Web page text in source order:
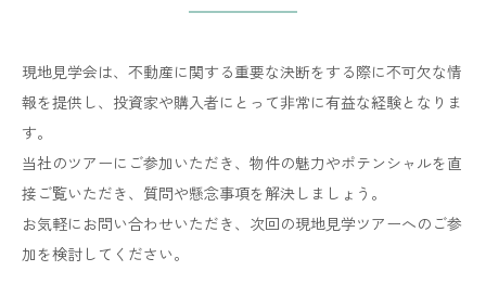
現地見学会は、不動産に関する重要な決断をする際に不可欠な情
報を提供し、投資家や購入者にとって非常に有益な経験となりま
す。
当社のツアーにご参加いただき、物件の魅力やポテンシャルを直
接ご覧いただき、質問や懸念事項を解決しましょう。
​​​​​​​お気軽にお問い合わせいただき、次回の現地見学ツアーへのご参
加を検討してください。